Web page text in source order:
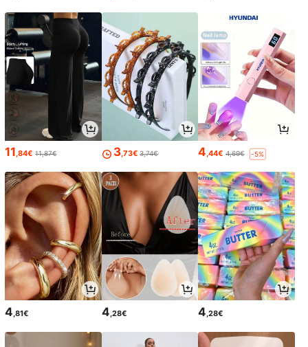
11,84€ 11,87€ 3,73€ 3,74€ 4,44€ 4,69€ -5%
4 ,81€ 4 ,28€ 4 ,28€